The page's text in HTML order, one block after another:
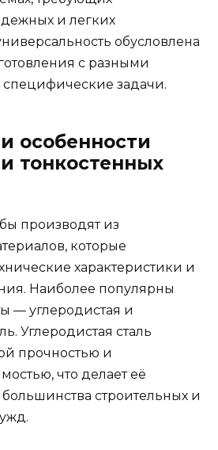
и легких
обусловлена
с разными
задачи.
особенности
тонкостенных
производят из
которые
характеристики и
Наиболее популярны
— углеродистая и
Углеродистая сталь
прочностью и
что делает её
строительных и